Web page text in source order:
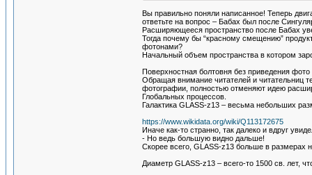
Вы правильно поняли написанное! Теперь
ответьте на вопрос – Бабах был после
Расширяющееся пространство после Бабах
Тогда почему бы “красному смещению”
фотонами?
Начальный объем пространства в котором
Поверхностная болтовня без приведения
Обращая внимание читателей и читательниц
фотографии, полностью отменяют идею
Глобальных процессов.
Галактика GLASS-z13 – весьма небольших
https://www.wikidata.org/wiki/Q113172675
Иначе как-то странно, так далеко и вдруг
- Но ведь большую видно дальше!
Скорее всего, GLASS-z13 больше в размерах
Диаметр GLASS-z13 – всего-то 1500 св. лет,